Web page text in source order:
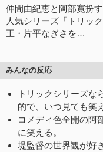
仲間由紀恵と阿部寛扮
人気シリーズ「トリッ
王・片平なぎさを…
みんなの反応
トリックシリーズな
的で、いつ見ても笑
コメディ色全開の阿
に笑える。
堤監督の世界観が好